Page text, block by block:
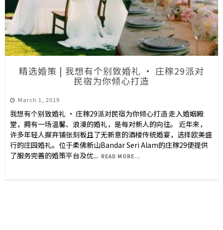
精选婚策 | 我想有个别致婚礼 · 庄稼29派对
民宿为你倾心打造
March 1, 2019
我想有个别致婚礼 · 庄稼29派对民宿为你倾心打造 走入婚姻殿
堂，拥有一场温馨、浪漫的婚礼，是每对新人的向往。 近年来，
许多年轻人摒弃铺张刻板且了无新意的酒楼传统婚宴，选择欧美盛
行的庄园婚礼。位于柔佛新山Bandar Seri Alam的庄稼29便提供
了服务完善的婚策平台及优... READ MORE...